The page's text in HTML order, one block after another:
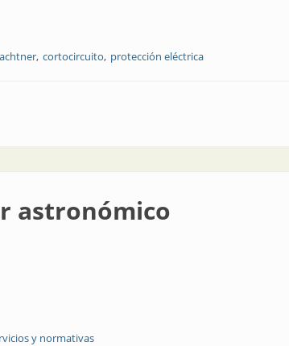
cortocircuito protección eléctrica
rearmable cumple cien años
astronómico
y normativas